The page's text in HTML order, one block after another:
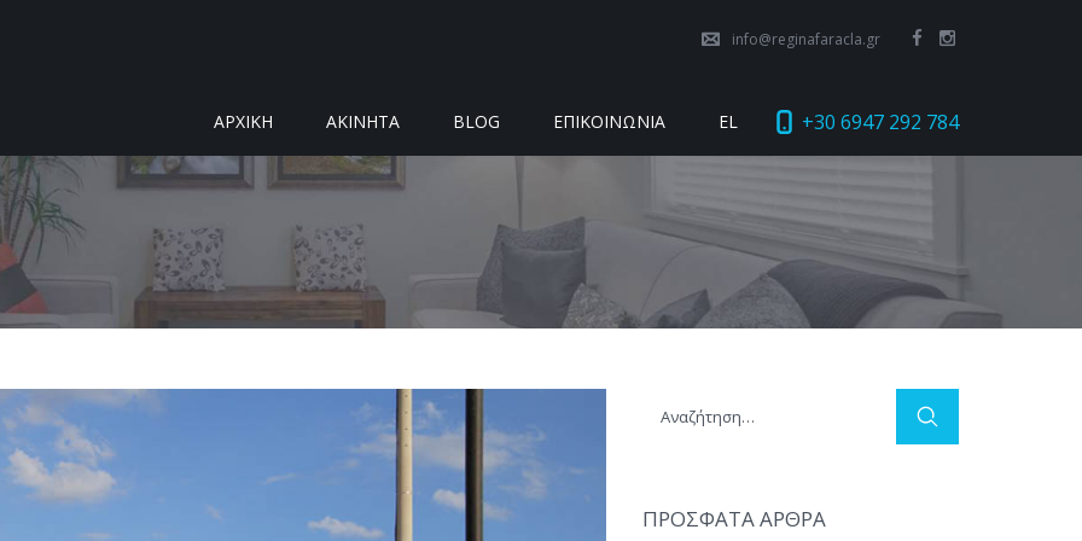
info@reginafaracla.gr
+30 6947 292 784
ΑΡΧΙΚΗ ΑΚΙΝΗΤΑ BLOG ΕΠΙΚΟΙΝΩΝΙΑ EL
Αναζήτηση
για:
ΠΡΟΣΦΑΤΑ ΑΡΘΡΑ